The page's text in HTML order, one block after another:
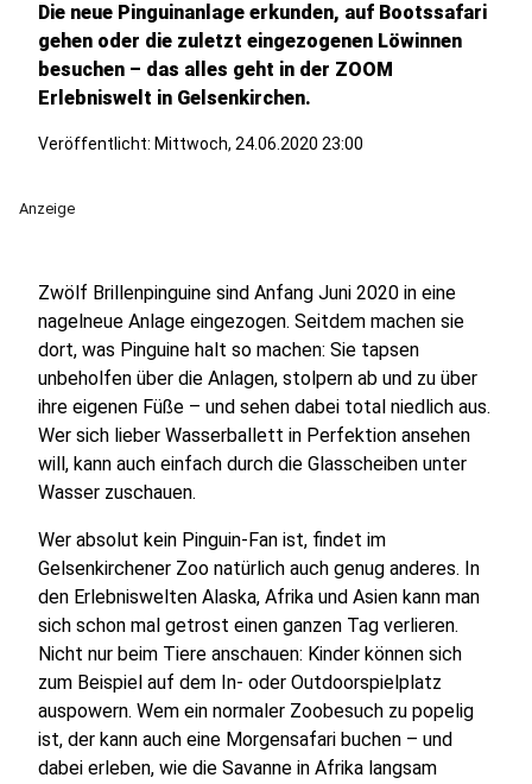
Die neue Pinguinanlage erkunden, auf Bootssafari
gehen oder die zuletzt eingezogenen Löwinnen
besuchen – das alles geht in der ZOOM
Erlebniswelt in Gelsenkirchen.
Veröffentlicht: Mittwoch, 24.06.2020 23:00
Anzeige
Zwölf Brillenpinguine sind Anfang Juni 2020 in eine
nagelneue Anlage eingezogen. Seitdem machen sie
dort, was Pinguine halt so machen: Sie tapsen
unbeholfen über die Anlagen, stolpern ab und zu über
ihre eigenen Füße – und sehen dabei total niedlich aus.
Wer sich lieber Wasserballett in Perfektion ansehen
will, kann auch einfach durch die Glasscheiben unter
Wasser zuschauen.
Wer absolut kein Pinguin-Fan ist, findet im
Gelsenkirchener Zoo natürlich auch genug anderes. In
den Erlebniswelten Alaska, Afrika und Asien kann man
sich schon mal getrost einen ganzen Tag verlieren.
Nicht nur beim Tiere anschauen: Kinder können sich
zum Beispiel auf dem In- oder Outdoorspielplatz
auspowern. Wem ein normaler Zoobesuch zu popelig
ist, der kann auch eine Morgensafari buchen – und
dabei erleben, wie die Savanne in Afrika langsam